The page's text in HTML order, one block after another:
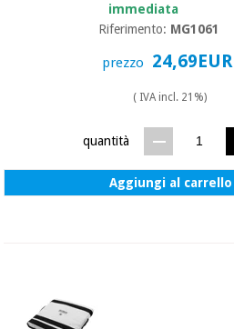
e
Veterinario
immediata
Riferimento: MG1061
prezzo 24,69EUR
( IVA incl. 21%)
quantità
Aggiungi al carrello